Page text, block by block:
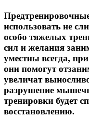
использовать не
особо тяжелых
сил и желания
уместны всегда,
они помогут
увеличат
разрушение
тренировки будет
восстановлению.